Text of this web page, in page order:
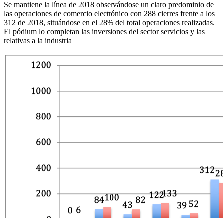
Se mantiene la línea de 2018 observándose un claro predominio de
las operaciones de comercio electrónico con 288 cierres frente a los
312 de 2018, situándose en el 28% del total operaciones realizadas.
El pódium lo completan las inversiones del sector servicios y las
relativas a la industria